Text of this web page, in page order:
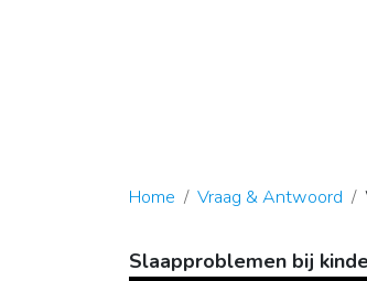
Home Vraag & Antwoord
Slaapproblemen bij